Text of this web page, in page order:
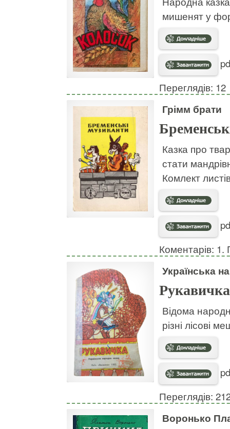
мишенят у
Переглядів: 12
Грімм брати
Казка про
стати
Комлект
Коментарів: 1.
Українська
Рукавичка
Відома
різні лісові
Переглядів:
Воронько